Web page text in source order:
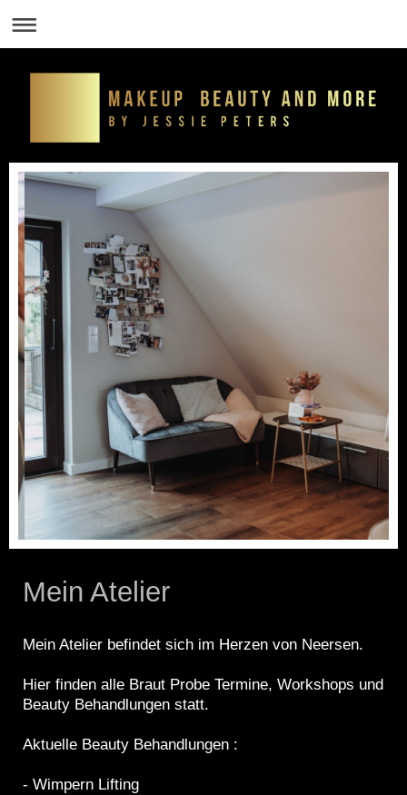
Mein Atelier
Mein Atelier befindet sich im Herzen von Neersen.
Hier finden alle Braut Probe Termine, Workshops und
Beauty Behandlungen statt.
Aktuelle Beauty Behandlungen :
- Wimpern Lifting